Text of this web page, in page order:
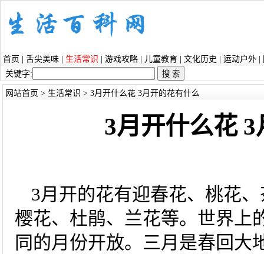
首页 舌尖美味 生活常识 游戏攻略 儿童教育 文化历史 运动户外
关键字:
网站首页 > 生活常识 > 3月开什么花 3月开的花有什么
3月开什么花
3月开的花有迎春花、桃花
樱花、杜鹃、兰花等。世界上
同的月份开放。三月是春回大